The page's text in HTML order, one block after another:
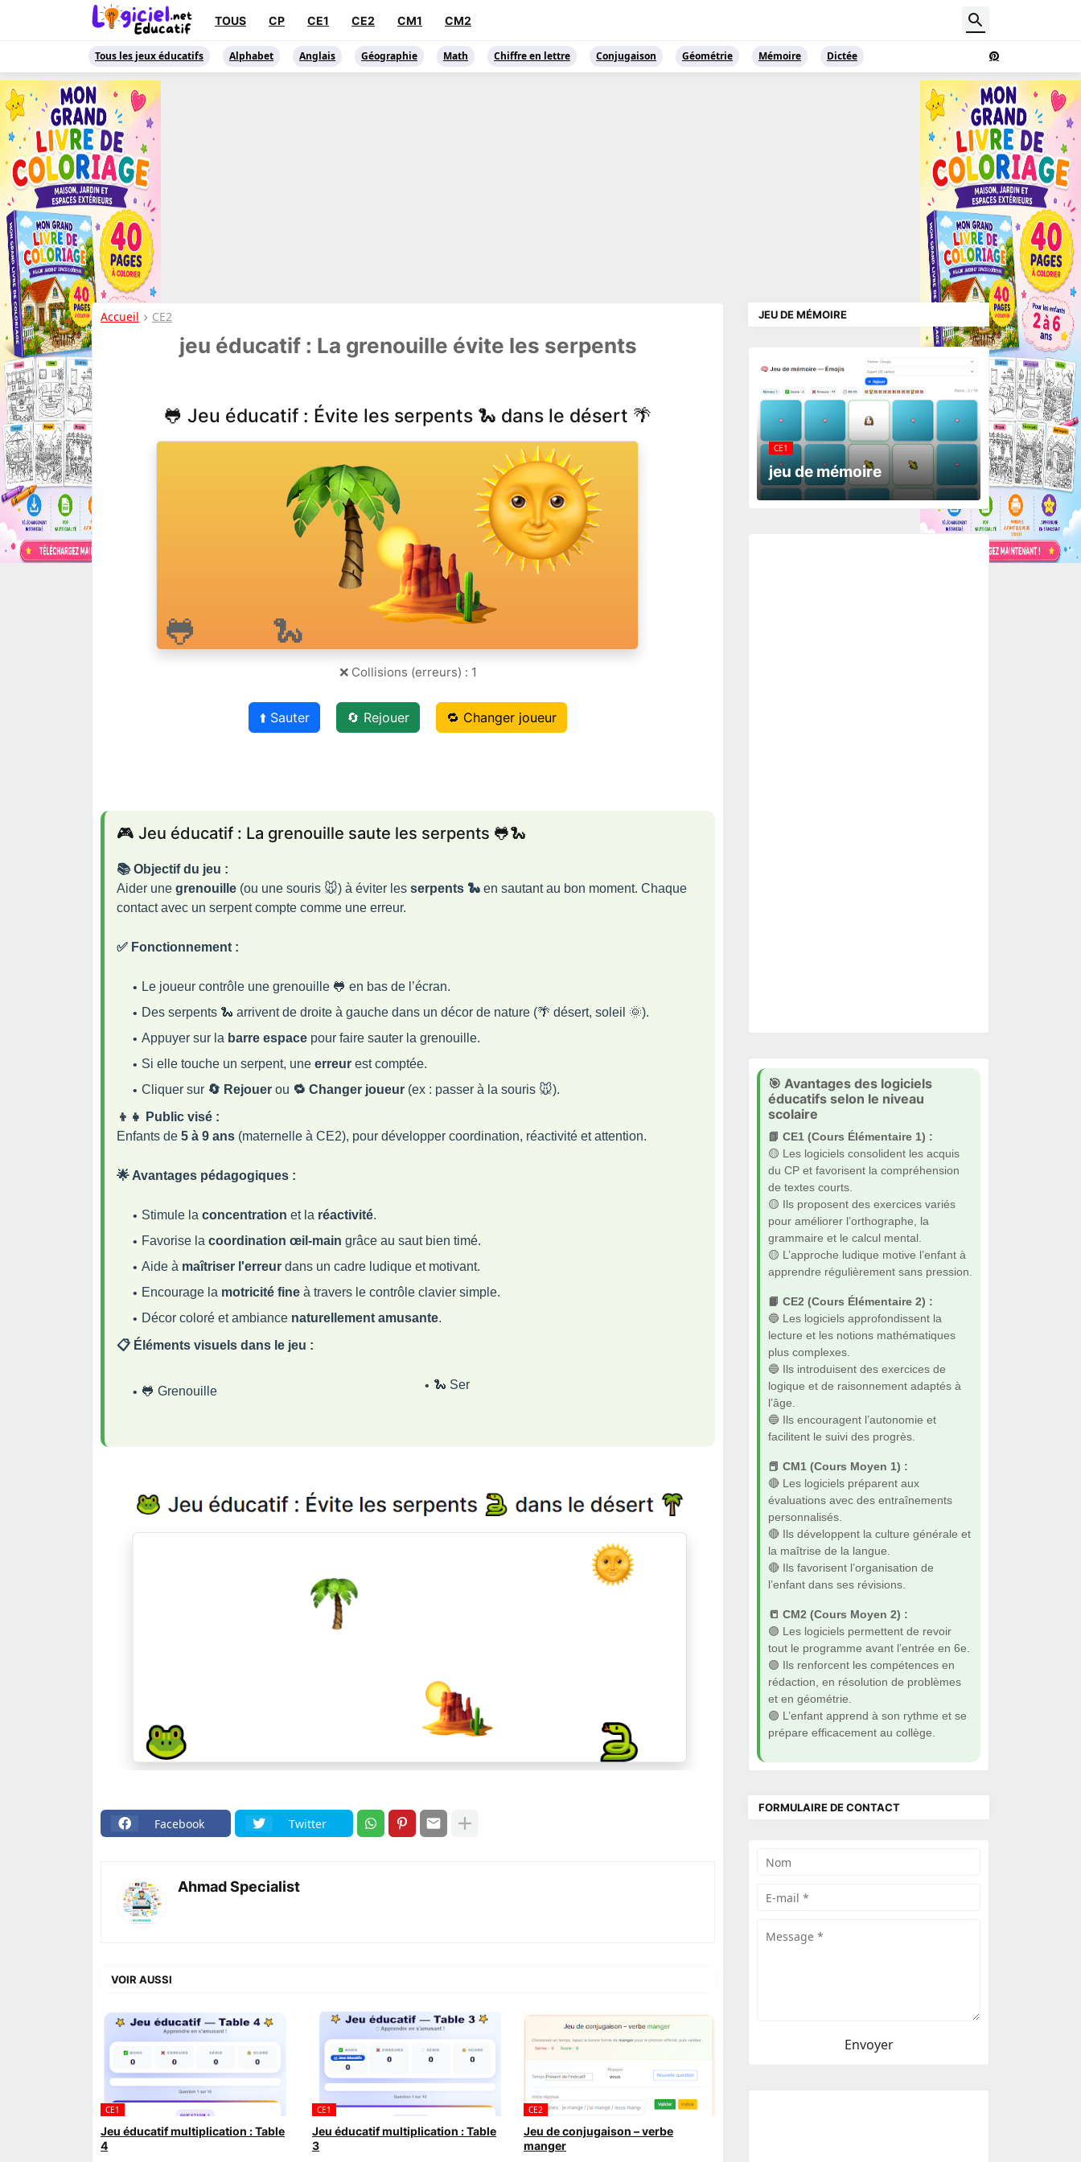
TOUS CP CE1 CE2 CM1 CM2
Tous les jeux éducatifs Alphabet Anglais Géographie​ Math Chiffre en lettre Conjugaison Géométrie Mémoire Dictée
Accueil CE2
jeu éducatif : La grenouille évite les serpents
🐸 Jeu éducatif : Évite les serpents 🐍 dans le désert 🌴
🐸
❌ Collisions (erreurs) : 2
⬆️ Sauter 🔄 Rejouer 🔁 Changer joueur
🎮 Jeu éducatif : La grenouille saute les serpents 🐸🐍
Aider unegrenouille(ou une souris 🐭) à éviter les
✅ Fonctionnement :
Le joueur contrôle une grenouille 🐸 en bas de l’écran.
Des serpents 🐍 arrivent de droite à gauche dans un décor de nature (🌴 désert, soleil 🌞).
Appuyer sur labarre espace pour faire sauter la grenouille.
Si elle touche un serpent, une
👦👧 Public visé :
🌟 Avantages pédagogiques :
Stimule laconcentrationet laréactivité.
Favorise la coordination œil-maingrâce au saut bien timé.
Aide àmaîtriser l'erreurdans un cadre ludique et motivant.
Encourage lamotricité fineà travers le contrôle clavier simple.
naturellement amusante.
Facebook Twitter
VOIR AUSSI
JEU DE MÉMOIRE
CE1
jeu de mémoire
🎯 Avantages des logiciels
éducatifs selon le niveau
scolaire
📗 CE1 (Cours Élémentaire 1) :
🟡 Les logiciels consolident les acquis
du CP et favorisent la compréhension
de textes courts.
🟡 Ils proposent des exercices variés
pour améliorer l’orthographe, la
grammaire et le calcul mental.
🟡 L’approche ludique motive l’enfant à
apprendre régulièrement sans pression.
📙 CE2 (Cours Élémentaire 2) :
🔵 Les logiciels approfondissent la
lecture et les notions mathématiques
plus complexes.
🔵 Ils introduisent des exercices de
logique et de raisonnement adaptés à
l’âge.
🔵 Ils encouragent l’autonomie et
facilitent le suivi des progrès.
📕 CM1 (Cours Moyen 1) :
🔴 Les logiciels préparent aux
évaluations avec des entraînements
personnalisés.
🔴 Ils développent la culture générale et
la maîtrise de la langue.
🔴 Ils favorisent l’organisation de
l’enfant dans ses révisions.
📒 CM2 (Cours Moyen 2) :
🟣 Les logiciels permettent de revoir
tout le programme avant l’entrée en 6e.
🟣 Ils renforcent les compétences en
rédaction, en résolution de problèmes
et en géométrie.
🟣 L’enfant apprend à son rythme et se
prépare efficacement au collège.
FORMULAIRE DE CONTACT